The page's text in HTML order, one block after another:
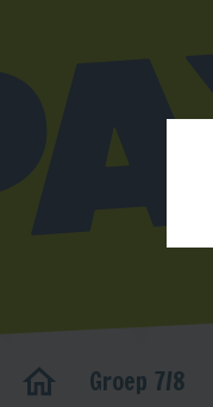
Groep 7/8